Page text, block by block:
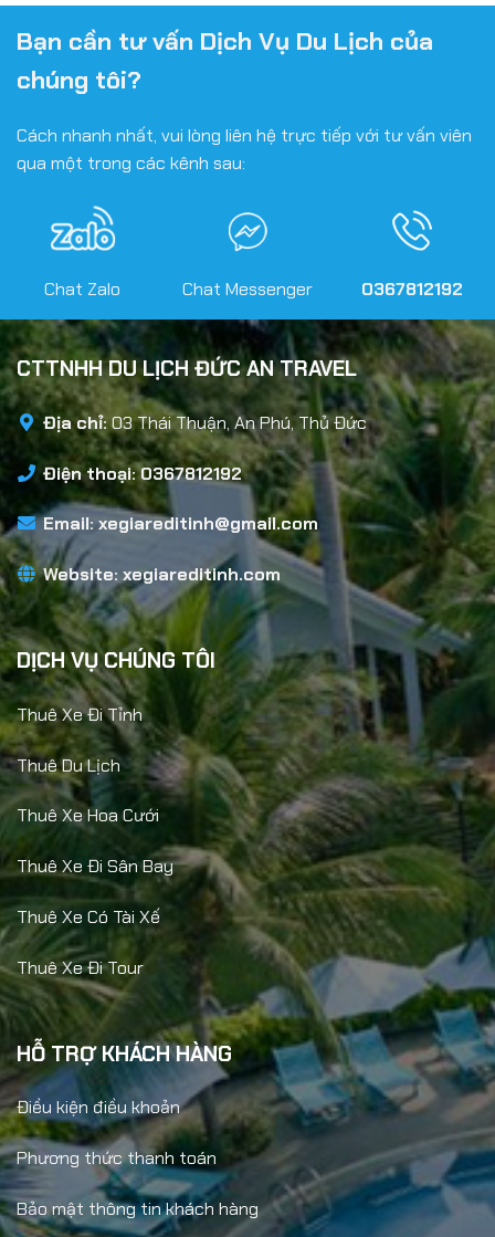
Bạn cần tư vấn Dịch Vụ Du Lịch của
chúng tôi?
Cách nhanh nhất, vui lòng liên hệ trực tiếp với tư vấn viên
qua một trong các kênh sau:
Chat Zalo Chat Messenger 0367812192
CTTNHH DU LỊCH ĐỨC AN TRAVEL
Địa chỉ:03 Thái Thuận, An Phú, Thủ Đức
Điện thoại: 0367812192
Email:xegiareditinh@gmail.com
Website: xegiareditinh.com
DỊCH VỤ CHÚNG TÔI
Thuê Xe Đi Tỉnh
Thuê Du Lịch
Thuê Xe Hoa Cưới
Thuê Xe Đi Sân Bay
Thuê Xe Có Tài Xế
Thuê Xe Đi Tour
HỖ TRỢ KHÁCH HÀNG
Điều kiện điều khoản
Phương thức thanh toán
Bảo mật thông tin khách hàng